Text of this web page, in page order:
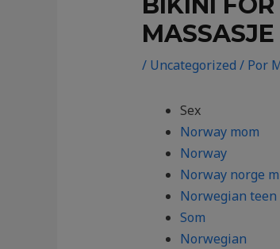
/ Uncategorized / Por
Sex
Norway mom
Norway
Norway norge
Norwegian teen
Som
Norwegian